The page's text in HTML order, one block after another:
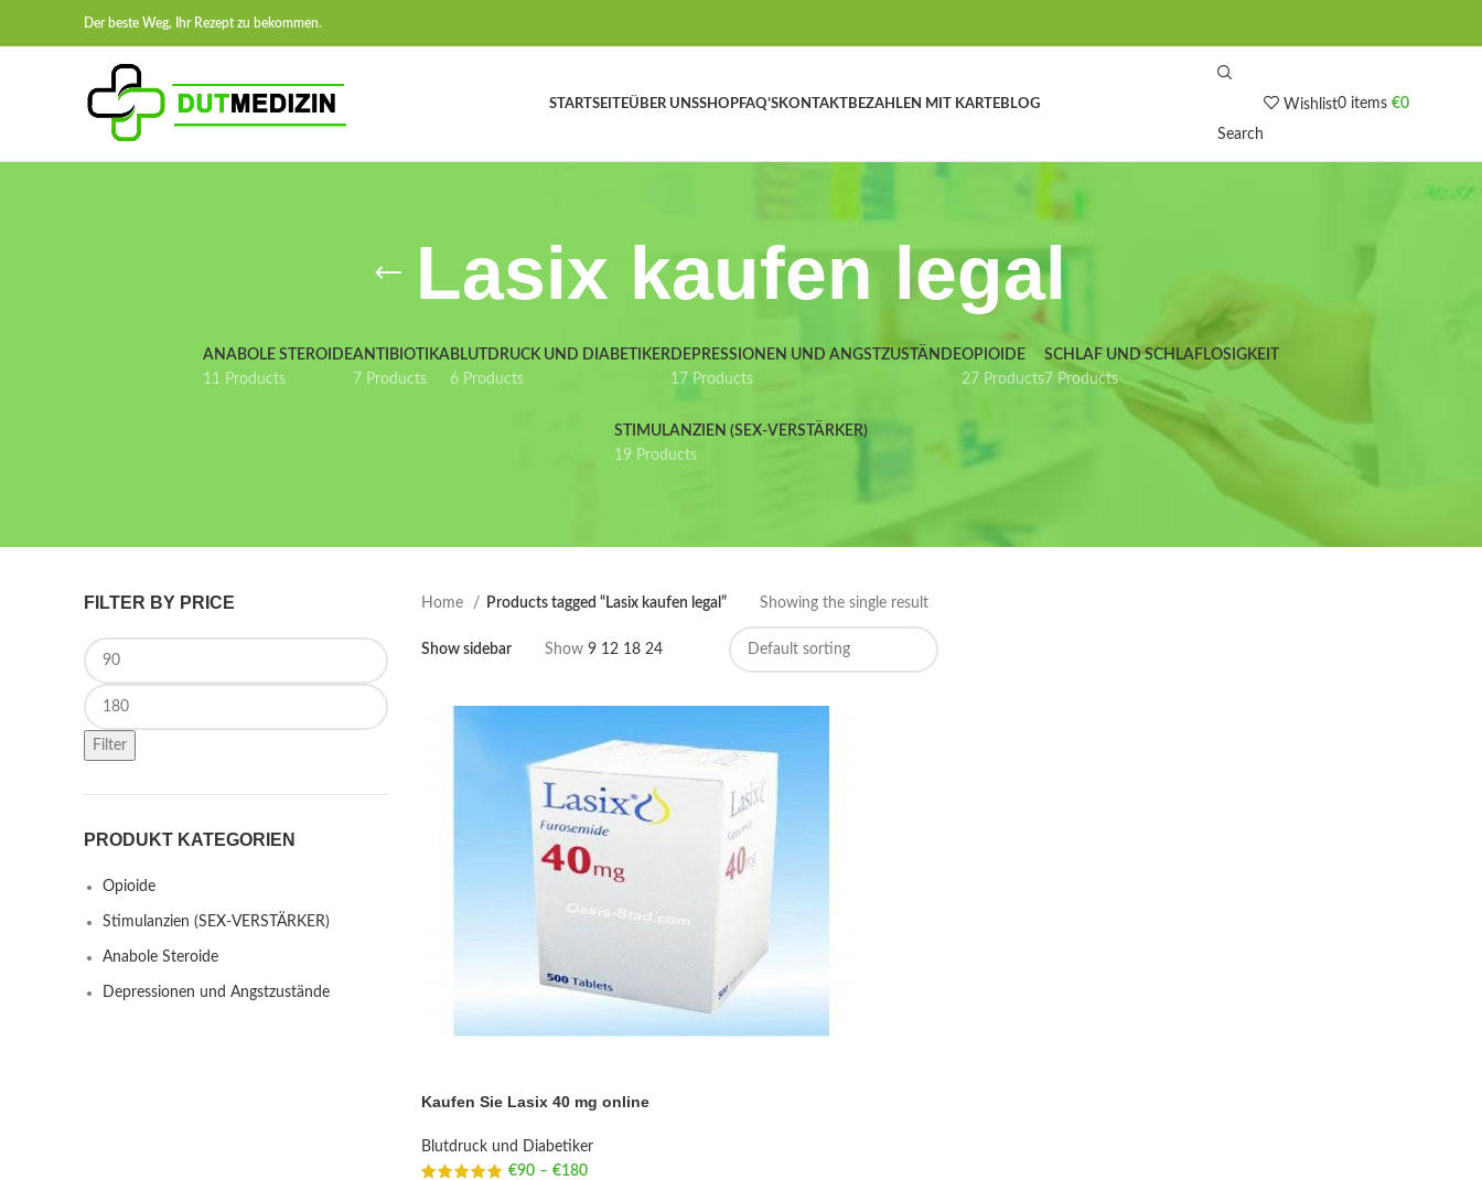
Der beste Weg, Ihr Rezept zu bekommen.
STARTSEITEÜBER UNSSHOPFAQ’SKONTAKTBEZAHLEN MIT KARTEBLOG
Search
Wishlist0 items €0
Lasix kaufen legal
ANABOLE STEROIDE
11 Products
ANTIBIOTIKA
7 Products
BLUTDRUCK UND DIABETIKER
6 Products
DEPRESSIONEN UND ANGSTZUSTÄNDE
17 Products
OPIOIDE
27 Products
SCHLAF UND SCHLAFLOSIGKEIT
7 Products
STIMULANZIEN (SEX-VERSTÄRKER)
19 Products
FILTER BY PRICE
Min price
Max price
Filter
PRODUKT KATEGORIEN
Opioide
Stimulanzien (SEX-VERSTÄRKER)
Anabole Steroide
Depressionen und Angstzustände
Home Products tagged “Lasix kaufen legal” Showing the single result
Show sidebar Show 9 12 18 24
Kaufen Sie Lasix 40 mg online
Blutdruck und Diabetiker
€90 – €180Price range: €90 through €180